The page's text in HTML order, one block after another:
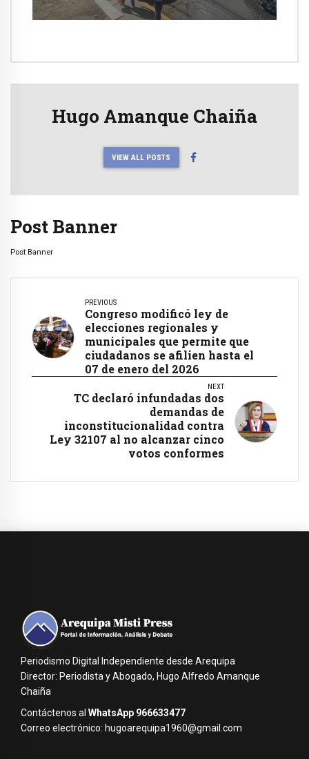
Hugo Amanque Chaiña
VIEW ALL POSTS
Post Banner
Post Banner
PREVIOUS
Congreso modificó ley de
elecciones regionales y
municipales que permite que
ciudadanos se afilien hasta el
07 de enero del 2026
NEXT
TC declaró infundadas dos
demandas de
inconstitucionalidad contra
Ley 32107 al no alcanzar cinco
votos conformes
Periodismo Digital Independiente desde Arequipa
Director: Periodista y Abogado, Hugo Alfredo Amanque
Chaiña
Contáctenos al WhatsApp 966633477
Correo electrónico: hugoarequipa1960@gmail.com